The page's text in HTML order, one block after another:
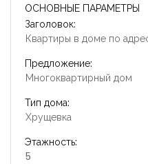
ОСНОВНЫЕ ПАРАМЕТРЫ
Заголовок:
Квартиры в доме по
Предложение:
Многоквартирный дом
Тип дома:
Хрущевка
Этажность:
5